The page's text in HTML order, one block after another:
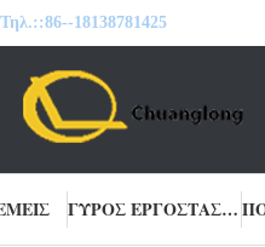
Τηλ.::86--18138781425
ΓΎΡΟΣ ΕΡΓΟΣΤΑΣΊΩΝ